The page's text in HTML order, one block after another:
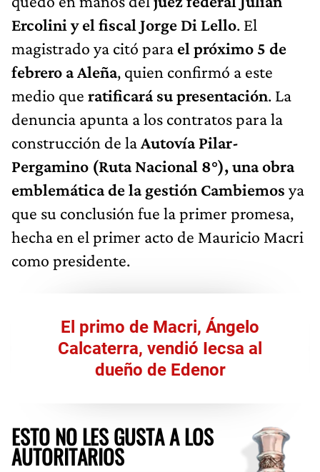
Ercolini y el fiscal Jorge Di Lello. El
magistrado ya citó para el próximo 5 de
febrero a Aleña, quien confirmó a este
medio que ratificará su presentación. La
denuncia apunta a los contratos para la
construcción de laAutovía Pilar-
Pergamino (Ruta Nacional 8°), una obra
emblemática de la gestión Cambiemos ya
que su conclusión fue la primer promesa,
hecha en el primer acto de Mauricio Macri
como presidente.
El primo de Macri, Ángelo
Calcaterra, vendió Iecsa al
dueño de Edenor
ESTO NO LES GUSTA A LOS
AUTORITARIOS